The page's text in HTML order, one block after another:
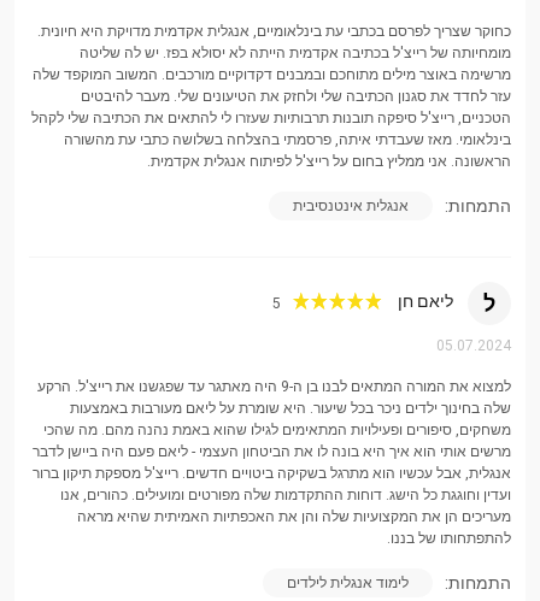
כחוקר שצריך לפרסם בכתבי עת בינלאומיים, אנגלית אקדמית מדויקת היא חיונית.
מומחיותה של רייצ'ל בכתיבה אקדמית הייתה לא יסולא בפז. יש לה שליטה
מרשימה באוצר מילים מתוחכם ובמבנים דקדוקיים מורכבים. המשוב המוקפד שלה
עזר לחדד את סגנון הכתיבה שלי ולחזק את הטיעונים שלי. מעבר להיבטים
הטכניים, רייצ'ל סיפקה תובנות תרבותיות שעזרו לי להתאים את הכתיבה שלי לקהל
בינלאומי. מאז שעבדתי איתה, פרסמתי בהצלחה בשלושה כתבי עת מהשורה
הראשונה. אני ממליץ בחום על רייצ'ל לפיתוח אנגלית אקדמית.
התמחות: אנגלית אינטנסיבית
ל ליאם חן 5
05.07.2024
למצוא את המורה המתאים לבנו בן ה-9 היה מאתגר עד שפגשנו את רייצ'ל. הרקע
שלה בחינוך ילדים ניכר בכל שיעור. היא שומרת על ליאם מעורבות באמצעות
משחקים, סיפורים ופעילויות המתאימים לגילו שהוא באמת נהנה מהם. מה שהכי
מרשים אותי הוא איך היא בונה לו את הביטחון העצמי - ליאם פעם היה ביישן לדבר
אנגלית, אבל עכשיו הוא מתרגל בשקיקה ביטויים חדשים. רייצ'ל מספקת תיקון ברור
ועדין וחוגגת כל הישג. דוחות ההתקדמות שלה מפורטים ומועילים. כהורים, אנו
מעריכים הן את המקצועיות שלה והן את האכפתיות האמיתית שהיא מראה
להתפתחותו של בננו.
התמחות: לימוד אנגלית לילדים